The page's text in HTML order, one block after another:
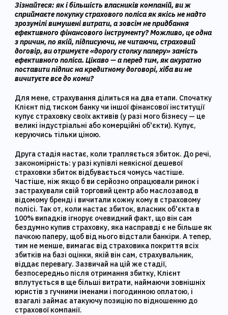
Зізнайтеся: як і більшість власників компаній, ви ж
сприймаєте покупку страхового поліса як якісь не надто
зрозумілі вимушені витрати, а зовсім не придбання
ефективного фінансового інструменту? Можливо, це одна
з причин, по якій, підписуючи, не читаючи, страховий
договір, ви отримуєте «дорогу стопку паперу» замість
ефективного поліса. Цікаво — а перед тим, як акуратно
поставити підпис на кредитному договорі, хіба ви не
вичитуєте все до коми?
Для мене, страхування ділиться на два етапи. Спочатку
Клієнт під тиском банку чи іншої фінансової інституції
купує страховку своїх активів (у разі мого бізнесу — це
великі індустріальні або комерційні об'єкти). Купує,
керуючись тільки ціною.
Друга стадія настає, коли трапляється збиток. До речі,
закономірність: у разі купівлі неякісної дешевої
страховки збиток відбувається чомусь частіше.
Частіше, ніж якщо б ви серйозно опрацювали ринок і
застрахували свій торговий центр або маслозавод в
відомому бренді і вичитали кожну кому в страховому
полісі. Так от, коли настає збиток, власник об'єкта в
100% випадків ігнорує очевидний факт, що він сам
бездумно купив страховку, яка насправді є не більше як
пачкою паперу, щоб від нього відстали банкіри. А тепер,
тим не менше, вимагає від страховика покриття всіх
збитків на базі оцінки, якій він сам, страхувальник,
віддає перевагу. Зазвичай на цій же стадії,
безпосередньо після отримання збитку, Клієнт
вплутується в ще більші витрати, наймаючи зовнішніх
юристів з гучними іменами і погодинною оплатою, і
взагалі займає атакуючу позицію по відношенню до
страхової компанії.